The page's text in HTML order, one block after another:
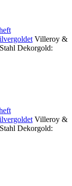
Villeroy &
Dekorgold:
Villeroy &
Dekorgold: